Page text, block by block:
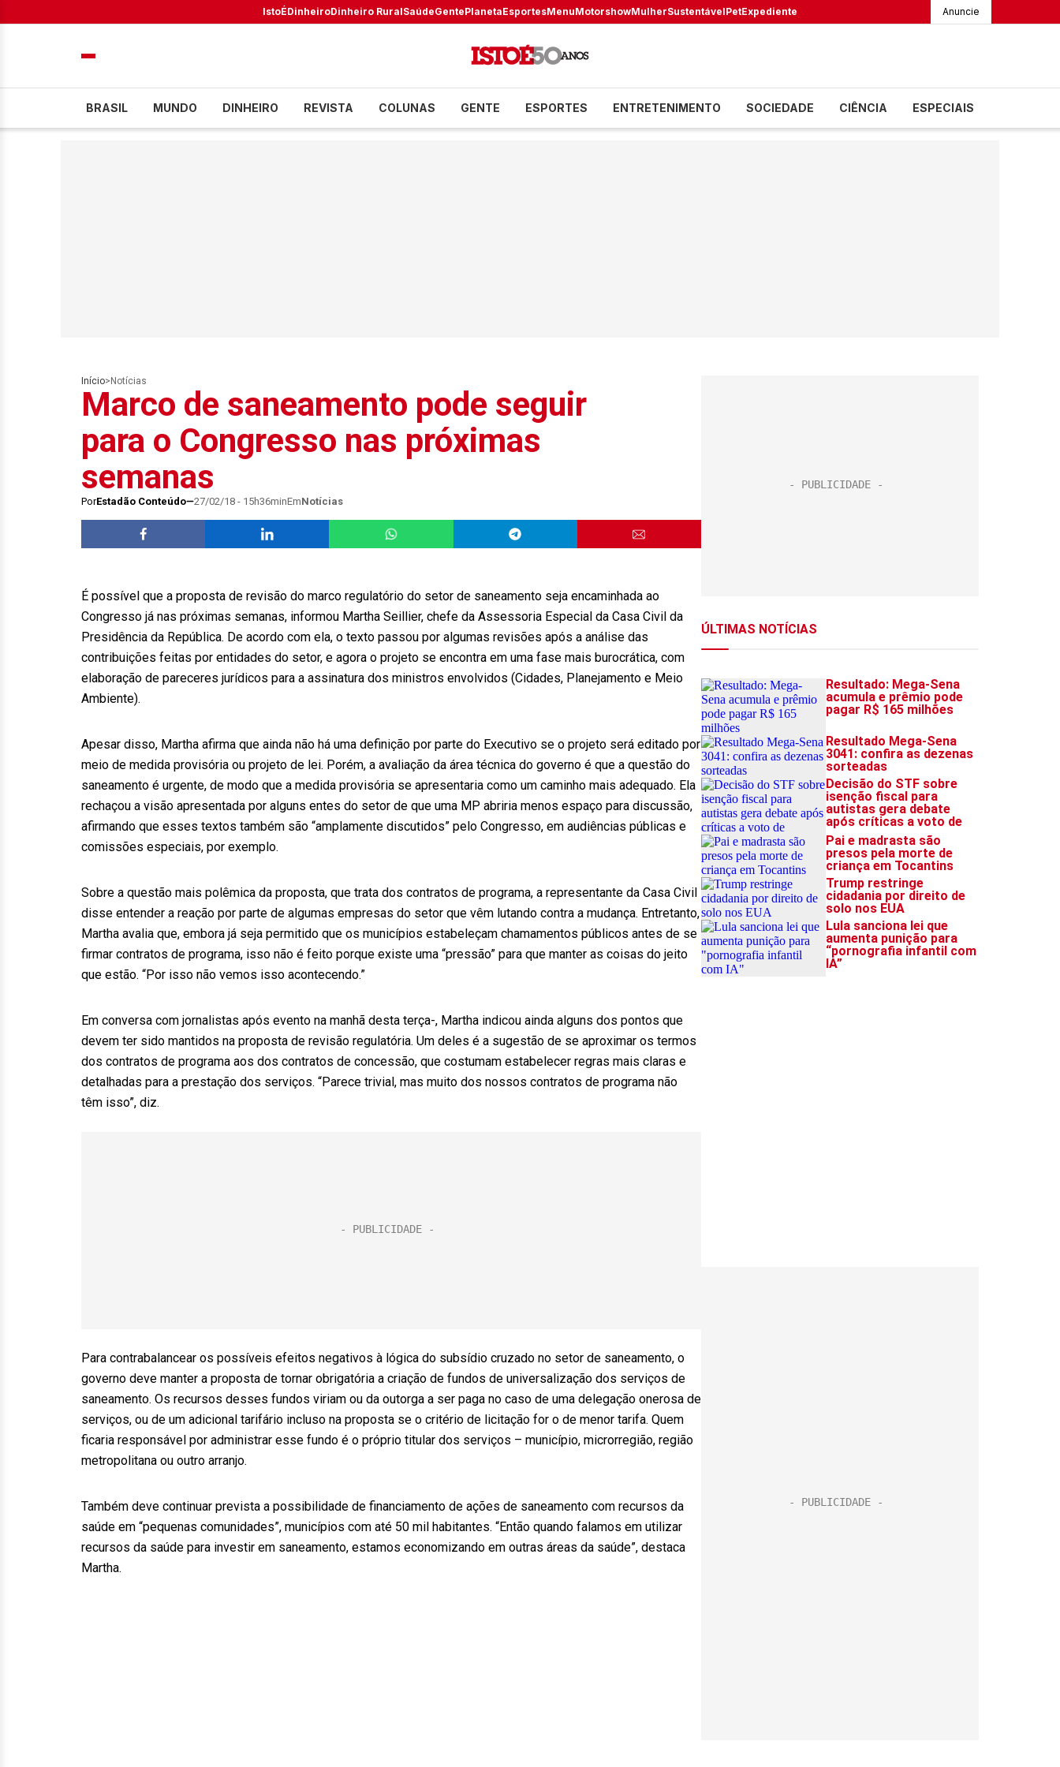
IstoÉDinheiroDinheiro RuralSaúdeGentePlanetaEsportesMenuMotorshowMulherSustentávelPetExpediente Anuncie
BRASIL MUNDO DINHEIRO REVISTA COLUNAS GENTE ESPORTES ENTRETENIMENTO SOCIEDADE CIÊNCIA ESPECIAIS
Início> Notícias
Marco de saneamento pode seguir
para o Congresso nas próximas
semanas
PorEstadão Conteúdo 27/02/18 - 15h36minEmNotícias
É possível que a proposta de revisão do marco regulatório do setor de saneamento seja encaminhada ao
Congresso já nas próximas semanas, informou Martha Seillier, chefe da Assessoria Especial da Casa Civil da
Presidência da República. De acordo com ela, o texto passou por algumas revisões após a análise das
contribuições feitas por entidades do setor, e agora o projeto se encontra em uma fase mais burocrática, com
elaboração de pareceres jurídicos para a assinatura dos ministros envolvidos (Cidades, Planejamento e Meio
Ambiente).
Apesar disso, Martha afirma que ainda não há uma definição por parte do Executivo se o projeto será editado por
meio de medida provisória ou projeto de lei. Porém, a avaliação da área técnica do governo é que a questão do
saneamento é urgente, de modo que a medida provisória se apresentaria como um caminho mais adequado. Ela
rechaçou a visão apresentada por alguns entes do setor de que uma MP abriria menos espaço para discussão,
afirmando que esses textos também são “amplamente discutidos” pelo Congresso, em audiências públicas e
comissões especiais, por exemplo.
Sobre a questão mais polêmica da proposta, que trata dos contratos de programa, a representante da Casa Civil
disse entender a reação por parte de algumas empresas do setor que vêm lutando contra a mudança. Entretanto,
Martha avalia que, embora já seja permitido que os municípios estabeleçam chamamentos públicos antes de se
firmar contratos de programa, isso não é feito porque existe uma “pressão” para que manter as coisas do jeito
que estão. “Por isso não vemos isso acontecendo.”
Em conversa com jornalistas após evento na manhã desta terça-, Martha indicou ainda alguns dos pontos que
devem ter sido mantidos na proposta de revisão regulatória. Um deles é a sugestão de se aproximar os termos
dos contratos de programa aos dos contratos de concessão, que costumam estabelecer regras mais claras e
detalhadas para a prestação dos serviços. “Parece trivial, mas muito dos nossos contratos de programa não
têm isso”, diz.
Para contrabalancear os possíveis efeitos negativos à lógica do subsídio cruzado no setor de saneamento, o
governo deve manter a proposta de tornar obrigatória a criação de fundos de universalização dos serviços de
saneamento. Os recursos desses fundos viriam ou da outorga a ser paga no caso de uma delegação onerosa de
serviços, ou de um adicional tarifário incluso na proposta se o critério de licitação for o de menor tarifa. Quem
ficaria responsável por administrar esse fundo é o próprio titular dos serviços – município, microrregião, região
metropolitana ou outro arranjo.
Também deve continuar prevista a possibilidade de financiamento de ações de saneamento com recursos da
saúde em “pequenas comunidades”, municípios com até 50 mil habitantes. “Então quando falamos em utilizar
recursos da saúde para investir em saneamento, estamos economizando em outras áreas da saúde”, destaca
Martha.